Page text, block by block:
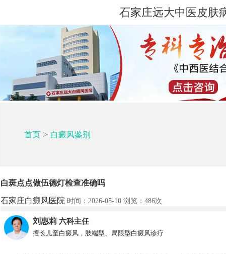
石家庄远大中医皮肤
首页> 白癜风鉴别
白斑点点做伍德灯检查准确吗
石家庄白癜风医院 时间：2026-05-10 浏览： 486次
刘惠莉 六科主任
擅长儿童白癜风，肢端型、局限型白癜风诊疗